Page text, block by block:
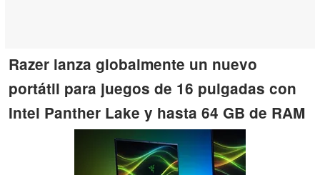
Razer lanza globalmente un nuevo
portátil para juegos de 16 pulgadas con
Intel Panther Lake y hasta 64 GB de RAM